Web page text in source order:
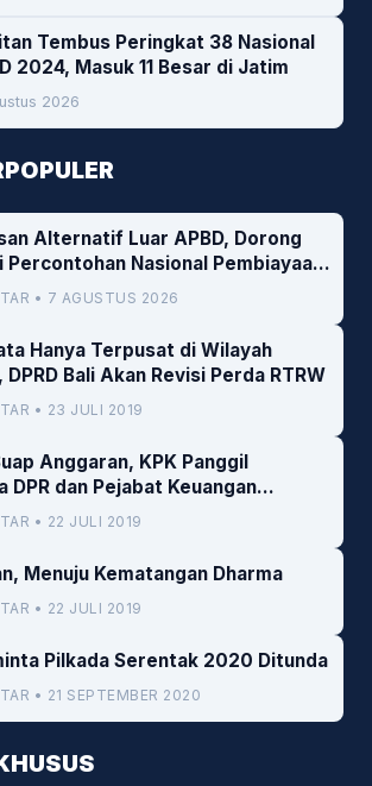
Tembus Peringkat 38 Nasional
2024, Masuk 11 Besar di Jatim
2026
Alternatif Luar APBD, Dorong
Percontohan Nasional Pembiayaan
• 7 AGUSTUS 2026
Hanya Terpusat di Wilayah
Bali Akan Revisi Perda RTRW
• 23 JULI 2019
Anggaran, KPK Panggil
DPR dan Pejabat Keuangan
• 22 JULI 2019
Menuju Kematangan Dharma
• 22 JULI 2019
Pilkada Serentak 2020 Ditunda
• 21 SEPTEMBER 2020